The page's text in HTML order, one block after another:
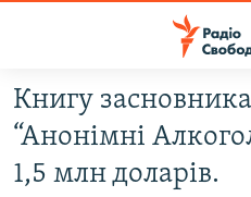
Перейти
до
основного
матеріалу
РАДІО СВОБОДА – 70 РОКІВ
Книгу
“Анонімні
1,5 млн доларів.